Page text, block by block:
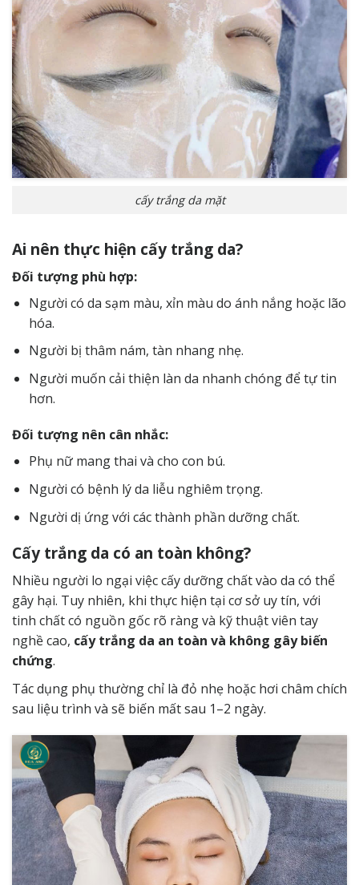
cấy trắng da mặt
Ai nên thực hiện cấy trắng da?
Đối tượng phù hợp:
Người có da sạm màu, xỉn màu do ánh nắng hoặc lão
hóa.
Người bị thâm nám, tàn nhang nhẹ.
Người muốn cải thiện làn da nhanh chóng để tự tin
hơn.
Đối tượng nên cân nhắc:
Phụ nữ mang thai và cho con bú.
Người có bệnh lý da liễu nghiêm trọng.
Người dị ứng với các thành phần dưỡng chất.
Cấy trắng da có an toàn không?
Nhiều người lo ngại việc cấy dưỡng chất vào da có thể
gây hại. Tuy nhiên, khi thực hiện tại cơ sở uy tín, với
tinh chất có nguồn gốc rõ ràng và kỹ thuật viên tay
nghề cao, cấy trắng da an toàn và không gây biến
chứng.
Tác dụng phụ thường chỉ là đỏ nhẹ hoặc hơi châm chích
sau liệu trình và sẽ biến mất sau 1–2 ngày.